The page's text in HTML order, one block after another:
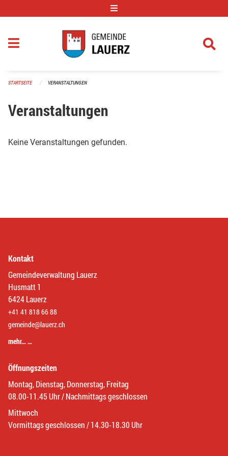
STARTSEITE VERANSTALTUNGEN
Veranstaltungen
Keine Veranstaltungen gefunden.
Kontakt
Gemeindeverwaltung Lauerz
Husmatt 1
6424 Lauerz
+41 41 818 66 88
gemeinde@lauerz.ch
mehr… …
Öffnungszeiten
Montag, Dienstag, Donnerstag, Freitag
08.00-11.45 Uhr / Nachmittags geschlossen
Mittwoch
Vormittags geschlossen / 14.30-18.30 Uhr